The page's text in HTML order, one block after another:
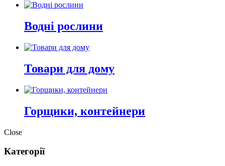
Водні рослини
Товари для дому
Горщики, контейнери
Close
Категорії